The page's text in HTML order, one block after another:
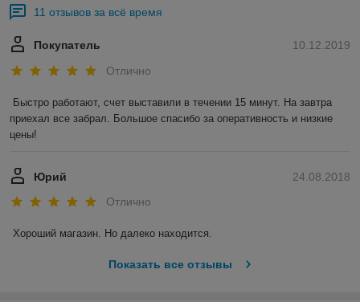
11 отзывов за всё время
10.12.2019
Покупатель
Отлично
Быстро работают, счет выставили в течении 15 минут. На завтра
приехал все забрал. Большое спасибо за оперативность и низкие
цены!
24.08.2018
Юрий
Отлично
Хороший магазин. Но далеко находится.
Показать все отзывы